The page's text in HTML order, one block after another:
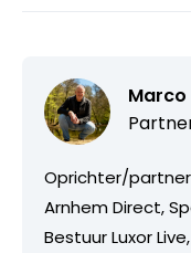
Marco
Oprichter/
Arnhem Direct,
Bestuur Luxor